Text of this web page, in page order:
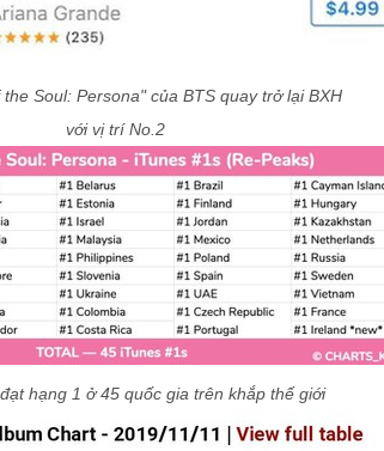
Soul: Persona" của BTS quay trở lại BXH
với vị trí No.2
hạng 1 ở 45 quốc gia trên khắp thế giới